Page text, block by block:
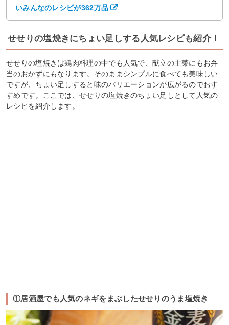
いみんなのレシピが362万品
せせりの塩焼きにちょい足しする人気レシピも紹介！
せせりの塩焼きは鶏肉料理の中でも人気で、献立の主菜にもお弁
当のおかずにもなります。そのままシンプルに食べても美味しい
ですが、ちょい足しすると味のバリエーションが広がるのでおす
すめです。ここでは、せせりの塩焼きのちょい足しとして人気の
レシピを紹介します。
①居酒屋でも人気のネギをまぶしたせせりのうま塩焼き